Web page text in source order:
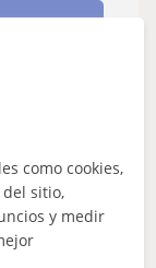
1ª clase gratis
como cookies,
sitio,
y medir